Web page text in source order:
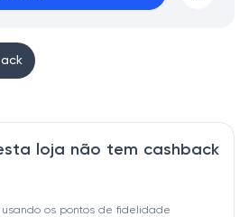
loja não tem cashback
os pontos de fidelidade